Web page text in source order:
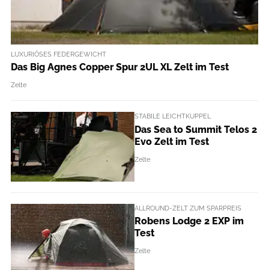
LUXURIÖSES FEDERGEWICHT
Das Big Agnes Copper Spur 2UL XL Zelt im Test
Zelte
STABILE LEICHTKUPPEL
Das Sea to Summit Telos 2
Evo Zelt im Test
Zelte
ALLROUND-ZELT ZUM SPARPREIS
Robens Lodge 2 EXP im
Test
Zelte